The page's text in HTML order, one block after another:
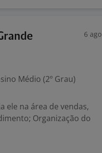
6 ago
Médio (2º Grau)
ele na área de vendas,
Organização do